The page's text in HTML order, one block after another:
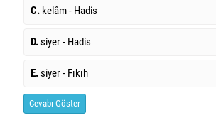
C. kelâm - Hadis
D.siyer - Hadis
E.siyer - Fıkıh
Cevabı Göster